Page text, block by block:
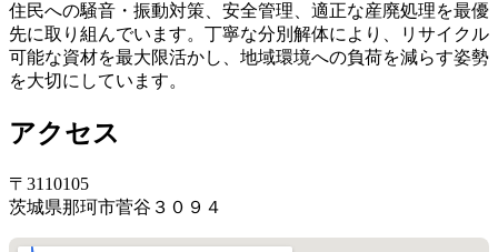
住民への騒音・振動対策、安全管理、適正な産廃処理を最優
先に取り組んでいます。丁寧な分別解体により、リサイクル
可能な資材を最大限活かし、地域環境への負荷を減らす姿勢
を大切にしています。
アクセス
〒3110105
茨城県那珂市菅谷３０９４